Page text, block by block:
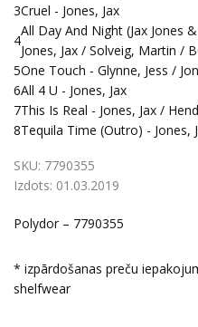
3Cruel - Jones, Jax
4
All Day And Night (Jax Jones
Jones, Jax / Solveig, Martin /
5One Touch - Glynne, Jess /
6All 4 U - Jones, Jax
7This Is Real - Jones, Jax /
8Tequila Time (Outro) - Jones,
SKU: 7790355
Izdots: 01.03.2019
Polydor – 7790355
* izpārdošanas preču
shelfwear